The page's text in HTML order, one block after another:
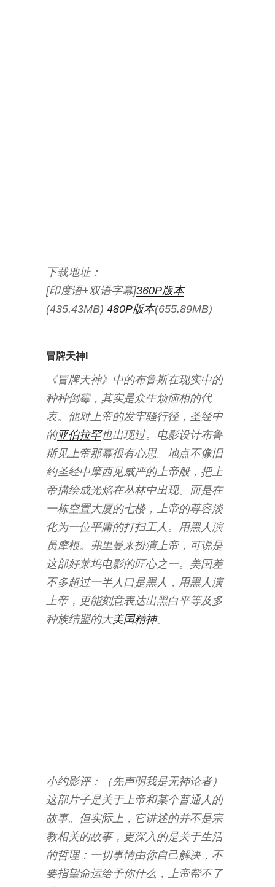
下载地址：
[印度语+双语字幕]360P版本
(435.43MB) 480P版本(655.89MB)
冒牌天神I
《冒牌天神》中的布鲁斯在现实中的
种种倒霉，其实是众生烦恼相的代
表。他对上帝的发牢骚行径，圣经中
的亚伯拉罕也出现过。电影设计布鲁
斯见上帝那幕很有心思。地点不像旧
约圣经中摩西见威严的上帝般，把上
帝描绘成光焰在丛林中出现。而是在
一栋空置大厦的七楼，上帝的尊容淡
化为一位平庸的打扫工人。用黑人演
员摩根。弗里曼来扮演上帝，可说是
这部好莱坞电影的匠心之一。美国差
不多超过一半人口是黑人，用黑人演
上帝，更能刻意表达出黑白平等及多
种族结盟的大美国精神。
小约影评：（先声明我是无神论者）
这部片子是关于上帝和某个普通人的
故事。但实际上，它讲述的并不是宗
教相关的故事，更深入的是关于生活
的哲理：一切事情由你自己解决，不
要指望命运给予你什么，上帝帮不了